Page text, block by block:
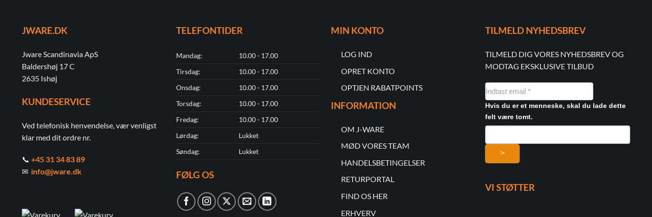
JWARE.DK
Jware Scandinavia ApS
Baldershøj 17 C
2635 Ishøj
KUNDESERVICE
Ved telefonisk henvendelse, vær venligst
klar med dit ordre nr.
📞 +45 31 34 83 89
✉ info@jware.dk
TELEFONTIDER
Mandag:
10.00 - 17.00
Tirsdag:
10.00 - 17.00
Onsdag:
10.00 - 17.00
Torsdag:
10.00 - 17.00
Fredag:
10.00 - 17.00
Lørdag:
Lukket
Søndag:
Lukket
FØLG OS
MIN KONTO
LOG IND
OPRET KONTO
OPTJEN RABATPOINTS
INFORMATION
OM J-WARE
MØD VORES TEAM
HANDELSBETINGELSER
RETURPORTAL
FIND OS HER
ERHVERV
TILMELD NYHEDSBREV
TILMELD DIG VORES NYHEDSBREV OG
MODTAG EKSKLUSIVE TILBUD
NYHEDSMAIL
FORMULAR
Hvis du er et menneske, skal du lade dette
felt være tomt.
>
VI STØTTER